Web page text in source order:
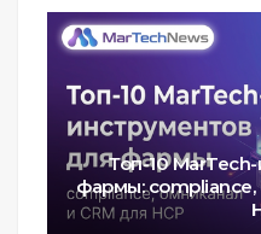
Топ-10
фармы: compliance,